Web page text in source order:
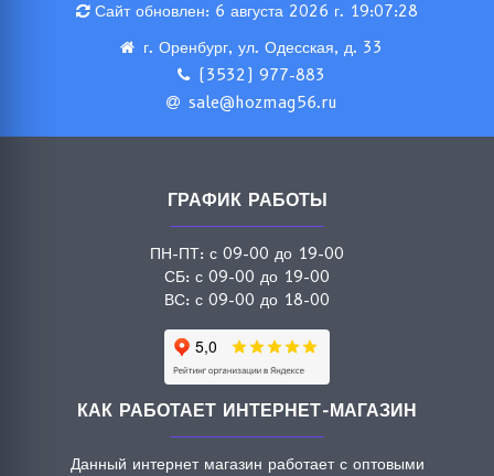
Сайт обновлен: 6 августа 2026 г. 19:07:28
г. Оренбург, ул. Одесская, д. 33
(3532) 977-883
sale@hozmag56.ru
ГРАФИК РАБОТЫ
ПН-ПТ: с 09-00 до 19-00
СБ: с 09-00 до 19-00
ВС: с 09-00 до 18-00
КАК РАБОТАЕТ ИНТЕРНЕТ-МАГАЗИН
Данный интернет магазин работает с оптовыми